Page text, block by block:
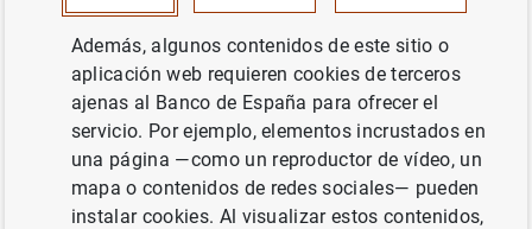
Christiane Baumeister
MÉTODOS CUANTITATIVOS
ECONOMÍA INTERNACIONAL CRISIS
CRECIMIENTO ECONÓMICO Y CONVERGENCIA
Además, algunos contenidos de este sitio o
aplicación web requieren cookies de terceros
ajenas al Banco de España para ofrecer el
servicio. Por ejemplo, elementos incrustados en
una página —como un reproductor de vídeo, un
mapa o contenidos de redes sociales— pueden
instalar cookies. Al visualizar estos contenidos,